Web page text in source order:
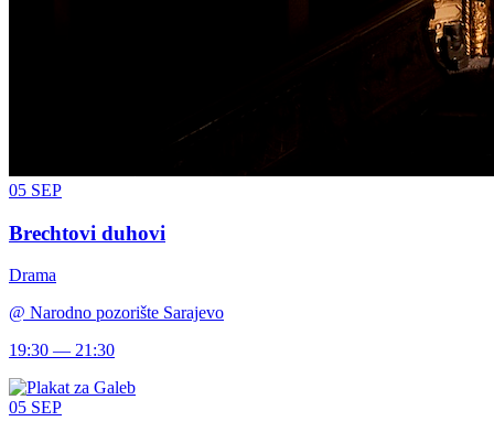
05 SEP
Brechtovi duhovi
Drama
@ Narodno pozorište Sarajevo
19:30 — 21:30
05 SEP